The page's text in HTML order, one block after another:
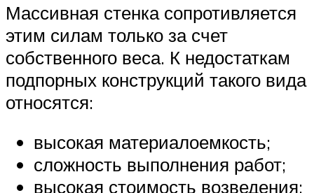
Массивная стенка сопротивляется
этим силам только за счет
собственного веса. К недостаткам
подпорных конструкций такого вида
относятся:
высокая материалоемкость;
сложность выполнения работ;
высокая стоимость возведения;